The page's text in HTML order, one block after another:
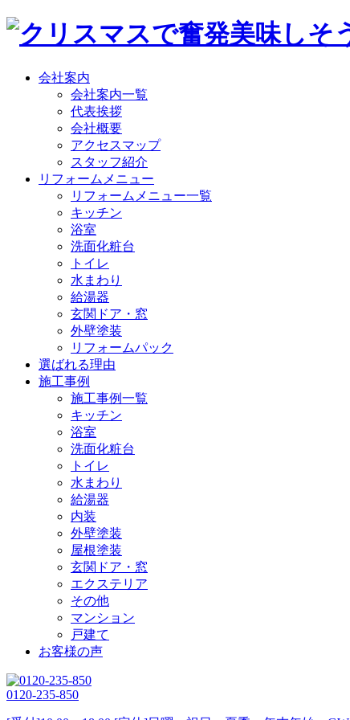
会社案内
会社案内一覧
代表挨拶
会社概要
アクセスマップ
スタッフ紹介
リフォームメニュー
リフォームメニュー一覧
キッチン
浴室
洗面化粧台
トイレ
水まわり
給湯器
玄関ドア・窓
外壁塗装
リフォームパック
選ばれる理由
施工事例
施工事例一覧
キッチン
浴室
洗面化粧台
トイレ
水まわり
給湯器
内装
外壁塗装
屋根塗装
玄関ドア・窓
エクステリア
その他
マンション
戸建て
お客様の声
0120-235-850